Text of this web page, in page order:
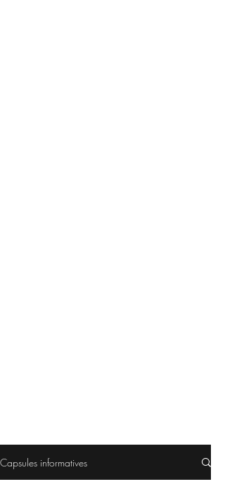
Capsules informatives